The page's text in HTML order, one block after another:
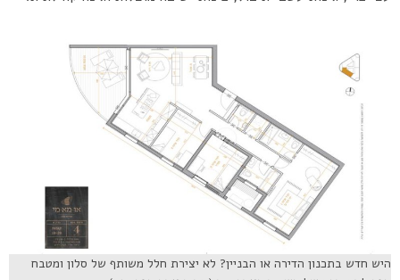
היש חדש בתכנון הדירה או הבניין? לא יצירת חלל משותף של סלון ומטבח